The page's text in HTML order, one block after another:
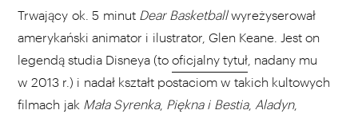
Trwający ok. 5 minut Dear Basketballwyreżyserował
amerykański animator i ilustrator, Glen Keane. Jest on
legendą studia Disneya (to oficjalny tytuł , nadany mu
w 2013 r.) i nadał kształt postaciom w takich kultowych
filmach jak Mała Syrenka, Piękna i Bestia, Aladyn,